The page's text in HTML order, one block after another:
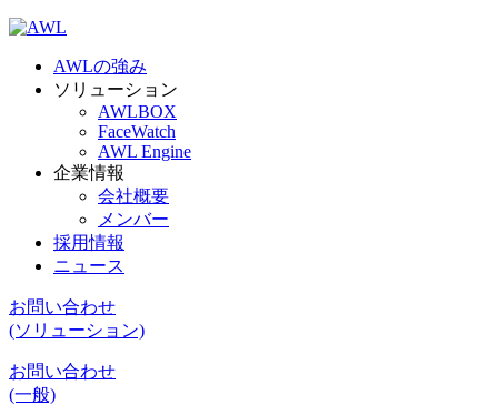
AWLの強み
ソリューション
AWLBOX
FaceWatch
AWL Engine
企業情報
会社概要
メンバー
採用情報
ニュース
お問い合わせ
(ソリューション)
お問い合わせ
(一般)